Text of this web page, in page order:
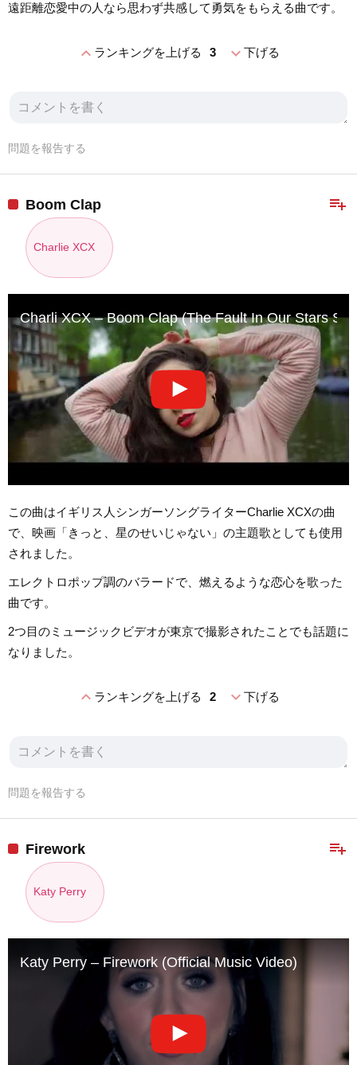
遠距離恋愛中の人なら思わず共感して勇気をもらえる曲です。
expand_lessランキングを上げる 3 expand_more下げる
問題を報告する
playlist_add
Boom Clap
Charlie XCX
Charli XCX – Boom Clap (The Fault In Our Stars
この曲はイギリス人シンガーソングライターCharlie XCXの曲
で、映画「きっと、星のせいじゃない」の主題歌としても使用
されました。
エレクトロポップ調のバラードで、燃えるような恋心を歌った
曲です。
2つ目のミュージックビデオが東京で撮影されたことでも話題に
なりました。
expand_lessランキングを上げる 2 expand_more下げる
問題を報告する
playlist_add
Firework
Katy Perry
Katy Perry – Firework (Official Music Video)